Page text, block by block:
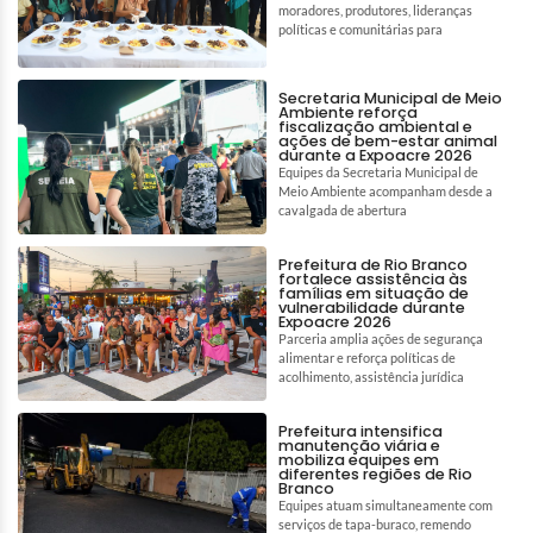
moradores, produtores, lideranças
políticas e comunitárias para
Secretaria Municipal de Meio
Ambiente reforça
fiscalização ambiental e
ações de bem-estar animal
durante a Expoacre 2026
Equipes da Secretaria Municipal de
Meio Ambiente acompanham desde a
cavalgada de abertura
Prefeitura de Rio Branco
fortalece assistência às
famílias em situação de
vulnerabilidade durante
Expoacre 2026
Parceria amplia ações de segurança
alimentar e reforça políticas de
acolhimento, assistência jurídica
Prefeitura intensifica
manutenção viária e
mobiliza equipes em
diferentes regiões de Rio
Branco
Equipes atuam simultaneamente com
serviços de tapa-buraco, remendo